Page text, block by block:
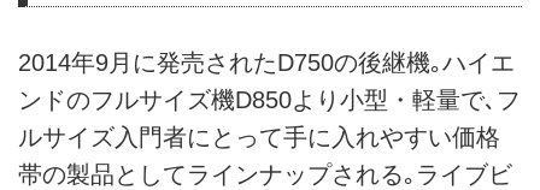
2014年9月に発売されたD750の後継機｡ハイエ
ンドのフルサイズ機D850より小型・軽量で､フ
ルサイズ入門者にとって手に入れやすい価格
帯の製品としてラインナップされる｡ライブビ